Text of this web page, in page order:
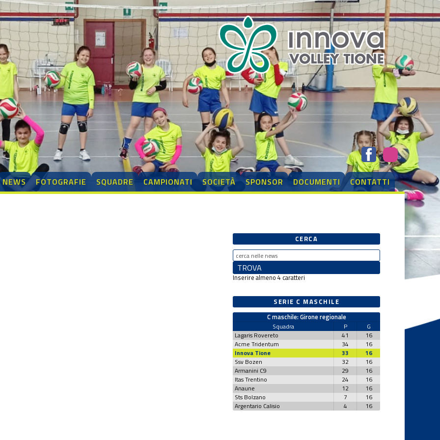
NEWS FOTOGRAFIE SQUADRE CAMPIONATI SOCIETÀ SPONSOR DOCUMENTI CONTATTI
CERCA
Inserire almeno 4 caratteri
SERIE C MASCHILE
C maschile: Girone regionale
Squadra P
G
Lagaris Rovereto
41
16
Acme Tridentum
34
16
Innova Tione
33
16
Ssv Bozen
32
16
Armanini C9
29
16
Itas Trentino
24
16
Anaune
12
16
Sts Bolzano
7
16
Argentario Calisio
4 16